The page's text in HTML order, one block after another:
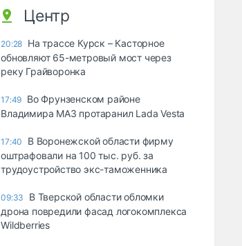
Центр
20:28 На трассе Курск – Касторное
обновляют 65-метровый мост через
реку Грайворонка
17:49 Во Фрунзенском районе
Владимира МАЗ протаранил Lada Vesta
17:40
В Воронежской области фирму
оштрафовали на 100 тыс. руб. за
трудоустройство экс-таможенника
09:33
В Тверской области обломки
дрона повредили фасад логокомплекса
Wildberries